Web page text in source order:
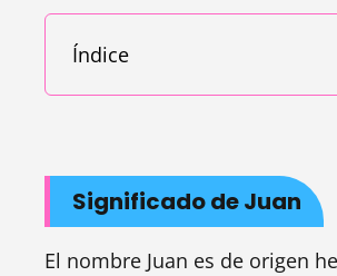
Índice
Significado de Juan
El nombre Juan es de origen